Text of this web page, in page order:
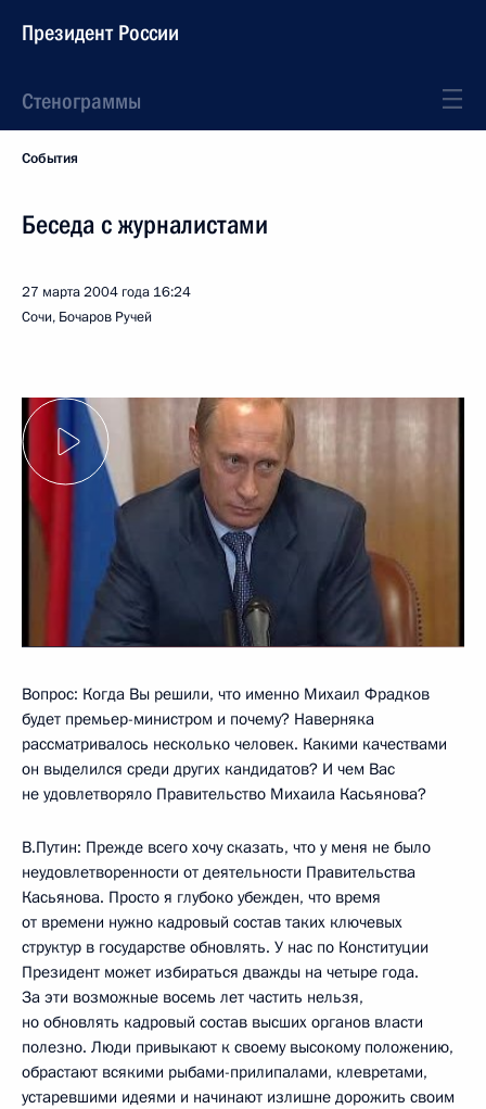
Президент России
Стенограммы
События
Беседа с журналистами
27 марта 2004 года 16:24
Сочи, Бочаров Ручей
Вопрос: Когда Вы решили, что именно Михаил Фрадков
будет премьер-министром и почему? Наверняка
рассматривалось несколько человек. Какими качествами
он выделился среди других кандидатов? И чем Вас
не удовлетворяло Правительство Михаила Касьянова?
В.Путин: Прежде всего хочу сказать, что у меня не было
неудовлетворенности от деятельности Правительства
Касьянова. Просто я глубоко убежден, что время
от времени нужно кадровый состав таких ключевых
структур в государстве обновлять. У нас по Конституции
Президент может избираться дважды на четыре года.
За эти возможные восемь лет частить нельзя,
но обновлять кадровый состав высших органов власти
полезно. Люди привыкают к своему высокому положению,
обрастают всякими рыбами-прилипалами, клевретами,
устаревшими идеями и начинают излишне дорожить своим